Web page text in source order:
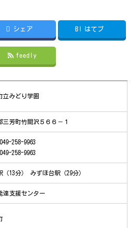
シェア B! はてブ
feedly
立みどり学園
三芳町竹間沢５６６－１
049-258-9963
258-9963
（13分） みずほ台駅（29分）
達支援センター